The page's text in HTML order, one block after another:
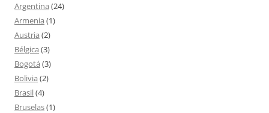
Argentina (24)
Armenia (1)
Austria (2)
Bélgica (3)
Bogotá (3)
Bolivia (2)
Brasil(4)
Bruselas(1)